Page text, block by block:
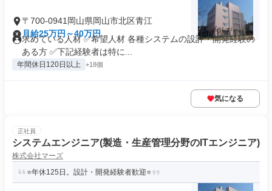
〒700-0941岡山県岡山市北区青江
月給25万円～40万円
求めている人材 ✅希望人材 各種システムの設計・開発経験の
ある方 ✅下記経験者は特に...
年間休日120日以上 +18個
気になる
正社員
システムエンジニア(製造・生産管理分野のITエンジニア)
株式会社マーズ
⭐年休125日。設計・開発経験者歓迎⭐